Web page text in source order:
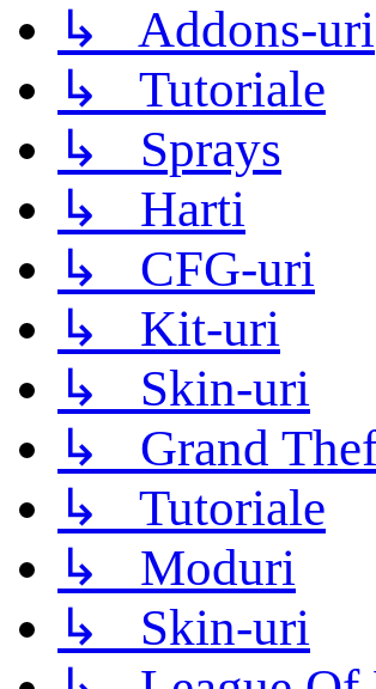
↳ Addons-uri
↳ Tutoriale
↳ Sprays
↳ Harti
↳ CFG-uri
↳ Kit-uri
↳ Skin-uri
↳ Grand
↳ Tutoriale
↳ Moduri
↳ Skin-uri